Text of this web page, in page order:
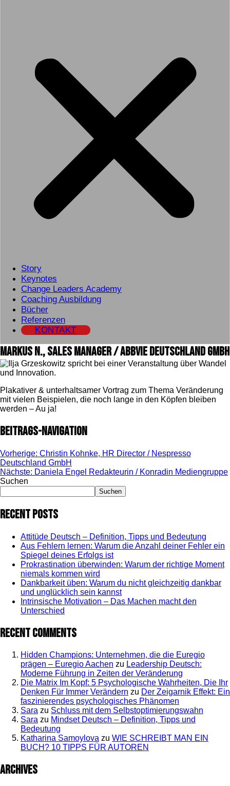
Story
Keynotes
Change Leaders Academy
Coaching Ausbildung
Bücher
Referenzen
KONTAKT
Markus N., Sales Manager / abbvie Deutschland GmbH
Plakativer & unterhaltsamer Vortrag zum Thema Veränderung
mit vielen Beispielen, die noch lange in den Köpfen bleiben
werden – Au ja!
Beitrags-Navigation
Vorherige: Christin Kohnke, HR Director / Nespresso
Deutschland GmbH
Nächste: Daniela Engel Redakteurin / Konradin Mediengruppe
Suchen
Suchen
Recent Posts
Attitüde Deutsch – Definition, Tipps und Bedeutung
Aus Fehlern lernen: Warum die Anzahl deiner Fehler ein
Spiegel deines Erfolgs ist
Prokrastination überwinden: Warum der richtige Moment
niemals kommen wird
Dankbarkeit üben: Warum du nicht gleichzeitig dankbar
und unglücklich sein kannst
Intrinsische Motivation – Das Machen macht den
Unterschied
Recent Comments
Hidden Champions: Unternehmen, die die Euregio
prägen – Euregio Aachen zu Leadership Deutsch:
Moderne Führung in Zeiten der Veränderung
Die Matrix Im Kopf: 5 Psychologische Wahrheiten, Die Ihr
Denken Für Immer Verändern zu Der Zeigarnik Effekt: Ein
faszinierendes psychologisches Phänomen
Sara zu Schluss mit dem Selbstoptimierungswahn
Sara zu Mindset Deutsch – Definition, Tipps und
Bedeutung
Katharina Samoylova zu WIE SCHREIBT MAN EIN
BUCH? 10 TIPPS FÜR AUTOREN
Archives